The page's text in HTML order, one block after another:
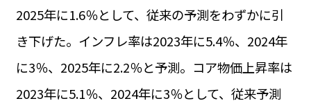
2025年に1.6％として、従来の予測をわずかに引
き下げた。インフレ率は2023年に5.4％、2024年
に3％、2025年に2.2％と予測。コア物価上昇率は
2023年に5.1％、2024年に3％として、従来予測